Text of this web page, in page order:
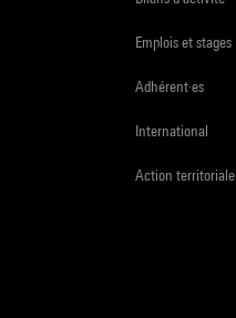
Emplois et stages
Adhérent·es
International
Action territoriale